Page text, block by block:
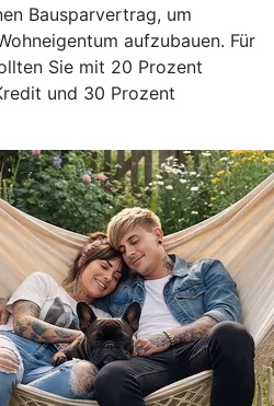
Bausparvertrag, um
aufzubauen. Für
Sie mit 20 Prozent
und 30 Prozent